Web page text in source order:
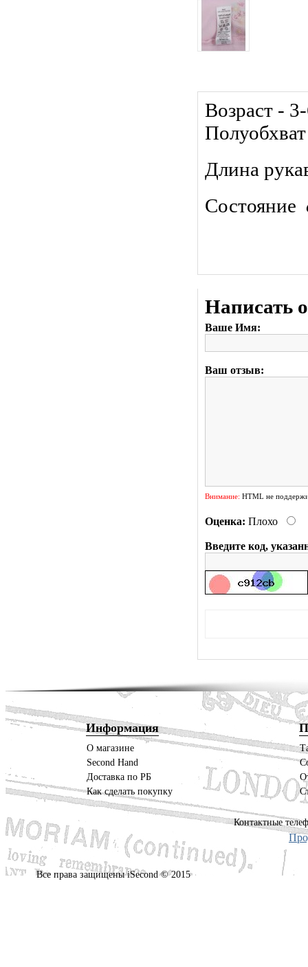
Возраст -
Длина
Состояние
Написать
Ваше Имя:
Ваш отзыв:
Внимание: HTML не
Оценка: Плохо
Введите код,
Информация
О магазине
Second Hand
Доставка по РБ
Как сделать покупку
Контактные
Все права защищены iSecond © 2015